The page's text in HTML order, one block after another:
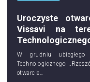
Uroczyste
Vissavi na
W grudniu
Technologicznego
otwarcie…